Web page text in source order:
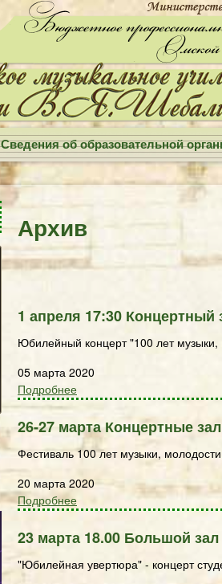
Сведения об образовательной
Архив
1 апреля 17:30
Юбилейный концерт "100 лет музыки,
05 марта 2020
Подробнее
26-27 марта Концертные
Фестиваль 100 лет музыки,
20 марта 2020
Подробнее
23 марта 18.00 Большой зал
"Юбилейная увертюра" - концерт